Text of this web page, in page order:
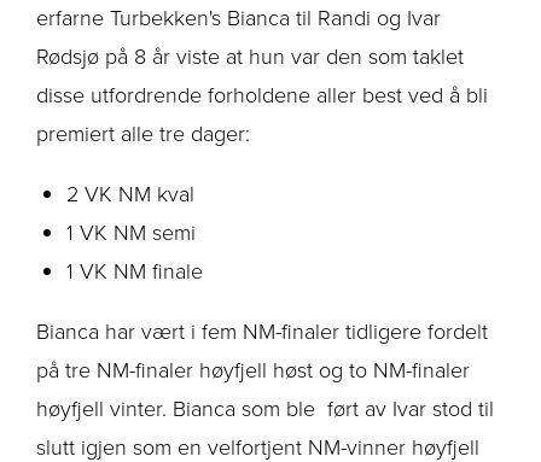
erfarne Turbekken's Bianca til Randi og Ivar
Rødsjø på 8 år viste at hun var den som taklet
disse utfordrende forholdene aller best ved å bli
premiert alle tre dager:
2 VK NM kval
1 VK NM semi
1 VK NM finale
Bianca har vært i fem NM-finaler tidligere fordelt
på tre NM-finaler høyfjell høst og to NM-finaler
høyfjell vinter. Bianca som ble ført av Ivar stod til
slutt igjen som en velfortjent NM-vinner høyfjell